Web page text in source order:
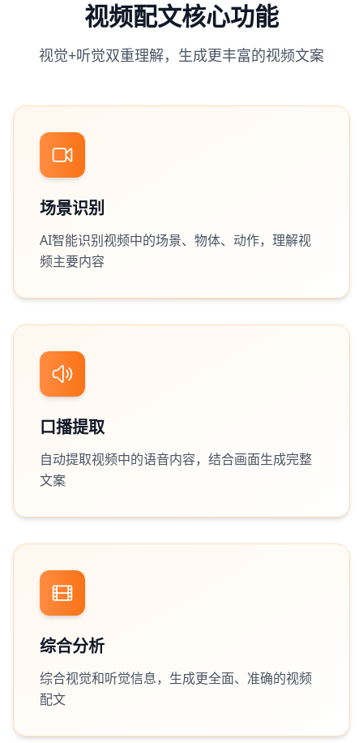
视频配文核心功能
视觉+听觉双重理解，生成更丰富的视频文案
场景识别
AI智能识别视频中的场景、物体、动作，理解视
频主要内容
口播提取
自动提取视频中的语音内容，结合画面生成完整
文案
综合分析
综合视觉和听觉信息，生成更全面、准确的视频
配文